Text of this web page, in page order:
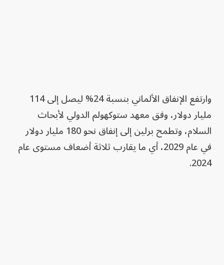
وارتفع الإنفاق الألماني بنسبة 24% ليصل إلى 114
مليار دولار، وفق معهد ستوكهولم الدولي لأبحاث
السلام، وتطمح برلين إلى إنفاق نحو 180 مليار دولار
في عام 2029، أي ما يقارب ثلاثة أضعاف مستوى عام
2024.